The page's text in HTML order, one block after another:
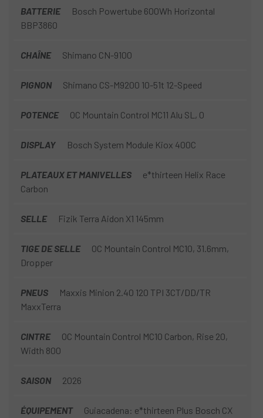
BATTERIE
Bosch Powertube 600Wh Horizontal
BBP3860
CHAÎNE Shimano CN-9100
PIGNON Shimano CS-M9200 10-51t 12-Speed
POTENCE OC Mountain Control MC11 Alu SL, 0
DISPLAY Bosch System Module Kiox 400C
PLATEAUX ET MANIVELLES
e*thirteen Helix Race
Carbon
SELLE Fizik Terra Aidon X1 145mm
TIGE DE SELLE
OC Mountain Control MC10, 31.6mm,
Dropper
PNEUS
Maxxis Minion 2.40 120 TPI 3CT/DD/TR
MaxxTerra
CINTRE
OC Mountain Control MC10 Carbon, Rise 20,
Width 800
SAISON 2026
ÉQUIPEMENT
Guiacadena: e*thirteen Plus Bosch CX